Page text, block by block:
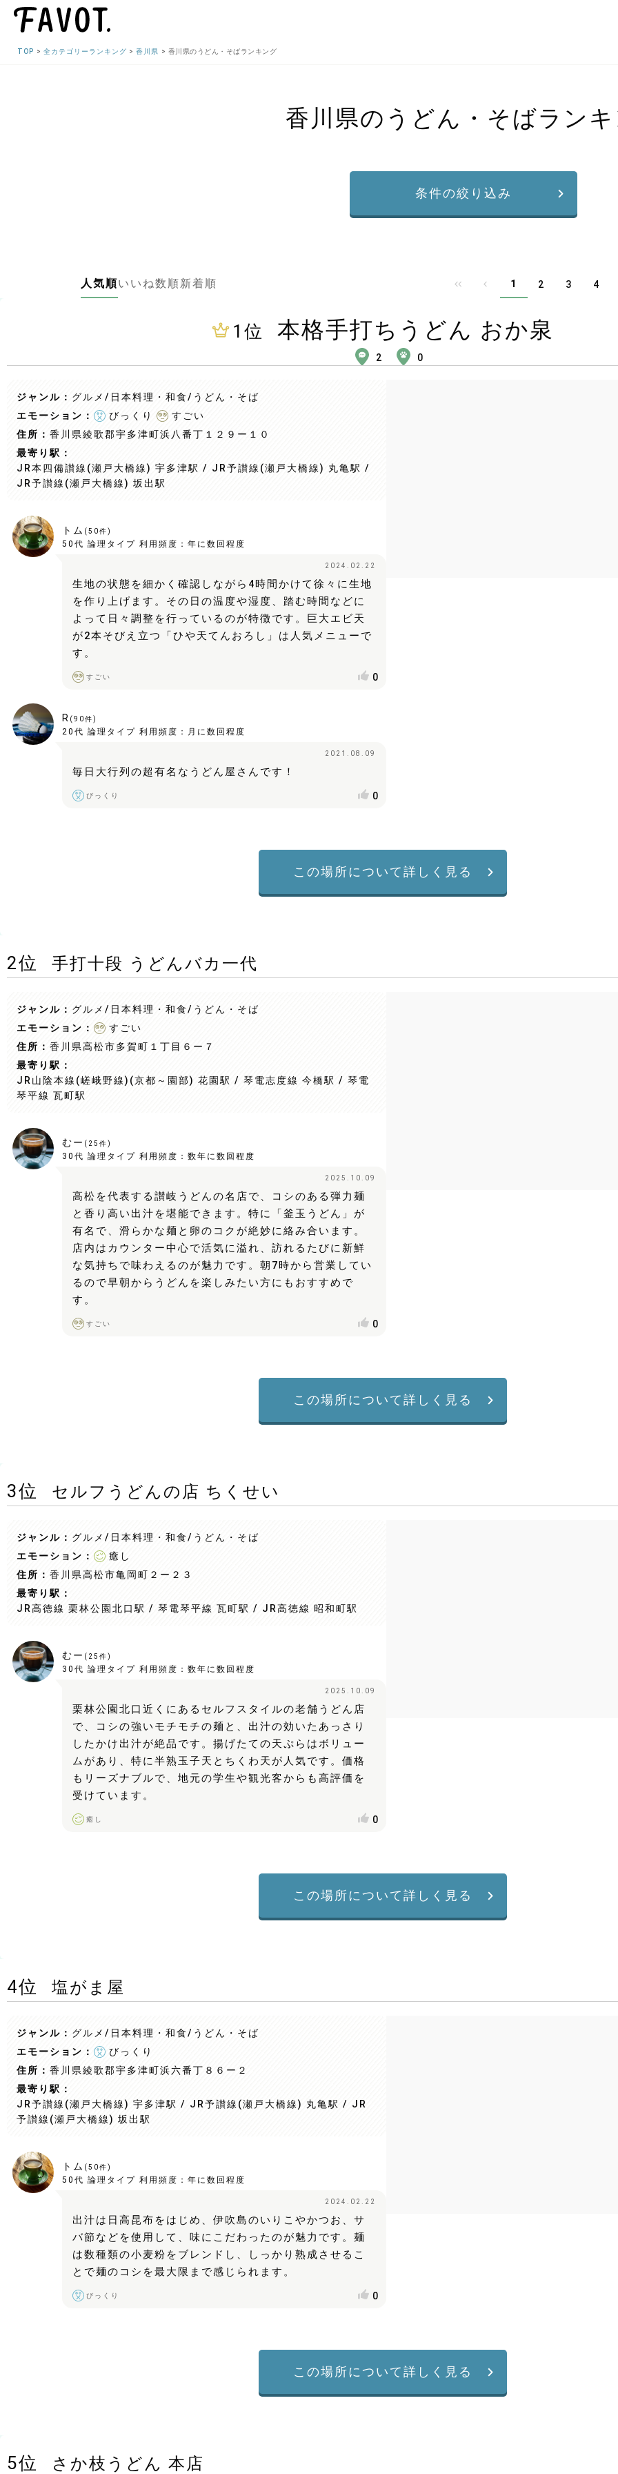
TOP 全カテゴリーランキング 香川県 香川県のうどん・そばランキング
香川県のうどん・そばラン
条件の絞り込み
人気順いいね数順新着順 1 2 3 4
1 位 本格手打ちうどん おか泉
2 0
ジャンル： グルメ/日本料理・和食/うどん・そば
エモーション：
びっくり
すごい
住所： 香川県綾歌郡宇多津町浜八番丁１２９ー１０
最寄り駅：
JR本四備讃線(瀬戸大橋線) 宇多津駅 / JR予讃線(瀬戸大橋線) 丸亀駅 /
JR予讃線(瀬戸大橋線) 坂出駅
トム ( 50件)
50代 論理タイプ 利用頻度： 年に数回程度
2024.02.22
生地の状態を細かく確認しながら4時間かけて徐々に生地
を作り上げます。その日の温度や湿度、踏む時間などに
よって日々調整を行っているのが特徴です。巨大エビ天
が2本そびえ立つ「ひや天てんおろし」は人気メニューで
す。
すごい 0
R ( 90件)
20代 論理タイプ 利用頻度： 月に数回程度
2021.08.09
毎日大行列の超有名なうどん屋さんです！
びっくり 0
この場所について詳しく見る
2位 手打十段 うどんバカ一代
ジャンル： グルメ/日本料理・和食/うどん・そば
エモーション：
すごい
住所： 香川県高松市多賀町１丁目６ー７
最寄り駅：
JR山陰本線(嵯峨野線)(京都～園部) 花園駅 / 琴電志度線 今橋駅 / 琴電
琴平線 瓦町駅
むー ( 25 件)
30代 論理タイプ 利用頻度： 数年に数回程度
2025.10.09
高松を代表する讃岐うどんの名店で、コシのある弾力麺
と香り高い出汁を堪能できます。特に「釜玉うどん」が
有名で、滑らかな麺と卵のコクが絶妙に絡み合います。
店内はカウンター中心で活気に溢れ、訪れるたびに新鮮
な気持ちで味わえるのが魅力です。朝7時から営業してい
るので早朝からうどんを楽しみたい方にもおすすめで
す。
すごい 0
この場所について詳しく見る
3位 セルフうどんの店 ちくせい
ジャンル： グルメ/日本料理・和食/うどん・そば
エモーション：
癒し
住所： 香川県高松市亀岡町２ー２３
最寄り駅：
JR高徳線 栗林公園北口駅 / 琴電琴平線 瓦町駅 / JR高徳線 昭和町駅
むー ( 25 件)
30代 論理タイプ 利用頻度： 数年に数回程度
2025.10.09
栗林公園北口近くにあるセルフスタイルの老舗うどん店
で、コシの強いモチモチの麺と、出汁の効いたあっさり
したかけ出汁が絶品です。揚げたての天ぷらはボリュー
ムがあり、特に半熟玉子天とちくわ天が人気です。価格
もリーズナブルで、地元の学生や観光客からも高評価を
受けています。
癒し 0
この場所について詳しく見る
4位 塩がま屋
ジャンル： グルメ/日本料理・和食/うどん・そば
エモーション：
びっくり
住所： 香川県綾歌郡宇多津町浜六番丁８６ー２
最寄り駅：
JR予讃線(瀬戸大橋線) 宇多津駅 / JR予讃線(瀬戸大橋線) 丸亀駅 / JR
予讃線(瀬戸大橋線) 坂出駅
トム ( 50件)
50代 論理タイプ 利用頻度： 年に数回程度
2024.02.22
出汁は日高昆布をはじめ、伊吹島のいりこやかつお、サ
バ節などを使用して、味にこだわったのが魅力です。麺
は数種類の小麦粉をブレンドし、しっかり熟成させるこ
とで麺のコシを最大限まで感じられます。
びっくり 0
この場所について詳しく見る
5位 さか枝うどん 本店